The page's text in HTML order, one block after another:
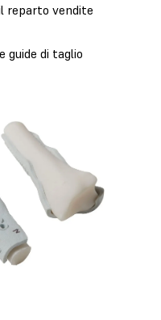
reparto vendite
guide di taglio